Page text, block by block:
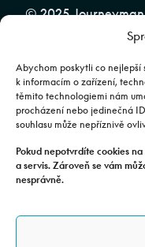
Abychom poskytli co nejlepší
k informacím o zařízení,
těmito technologiemi nám
procházení nebo jedinečná
souhlasu může nepříznivě
Pokud nepotvrdíte cookies
a servis. Zároveň se vám
nesprávně.
© 2025
značky CFMOTO
Team
Fotografie mají pouze
kombinace apod. se mohou
prodejce. | Veškeré
charakter a nejsou
zákona č. 89/2012 Sb.,
JOURNEYMAN CZ s.r.o. |
Praha 4 | IČO: 24843920,